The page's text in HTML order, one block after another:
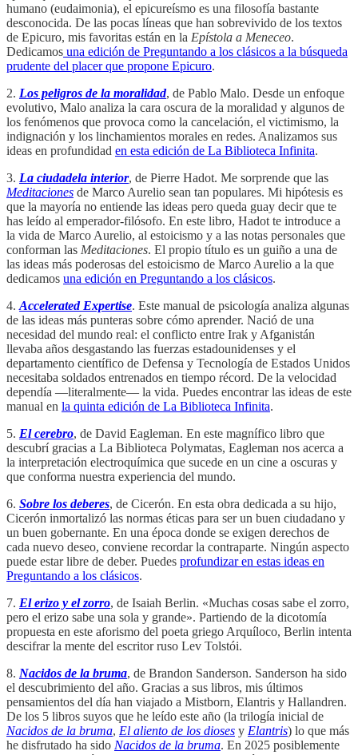
humano (eudaimonia), el epicureísmo es una filosofía bastante
desconocida. De las pocas líneas que han sobrevivido de los textos
de Epicuro, mis favoritas están en la Epístola a Meneceo.
Dedicamos una edición de Preguntando a los clásicos a la búsqueda
prudente del placer que propone Epicuro.
2. Los peligros de la moralidad, de Pablo Malo. Desde un enfoque
evolutivo, Malo analiza la cara oscura de la moralidad y algunos de
los fenómenos que provoca como la cancelación, el victimismo, la
indignación y los linchamientos morales en redes. Analizamos sus
ideas en profundidad en esta edición de La Biblioteca Infinita.
3. La ciudadela interior, de Pierre Hadot. Me sorprende que las
Meditaciones de Marco Aurelio sean tan populares. Mi hipótesis es
que la mayoría no entiende las ideas pero queda guay decir que te
has leído al emperador-filósofo. En este libro, Hadot te introduce a
la vida de Marco Aurelio, al estoicismo y a las notas personales que
conforman las Meditaciones. El propio título es un guiño a una de
las ideas más poderosas del estoicismo de Marco Aurelio a la que
dedicamos una edición en Preguntando a los clásicos.
4. Accelerated Expertise. Este manual de psicología analiza algunas
de las ideas más punteras sobre cómo aprender. Nació de una
necesidad del mundo real: el conflicto entre Irak y Afganistán
llevaba años desgastando las fuerzas estadounidenses y el
departamento científico de Defensa y Tecnología de Estados Unidos
necesitaba soldados entrenados en tiempo récord. De la velocidad
dependía —literalmente— la vida. Puedes encontrar las ideas de este
manual en la quinta edición de La Biblioteca Infinita.
5. El cerebro, de David Eagleman. En este magnífico libro que
descubrí gracias a La Biblioteca Polymatas, Eagleman nos acerca a
la interpretación electroquímica que sucede en un cine a oscuras y
que conforma nuestra experiencia del mundo.
6. Sobre los deberes, de Cicerón. En esta obra dedicada a su hijo,
Cicerón inmortalizó las normas éticas para ser un buen ciudadano y
un buen gobernante. En una época donde se exigen derechos de
cada nuevo deseo, conviene recordar la contraparte. Ningún aspecto
puede estar libre de deber. Puedes profundizar en estas ideas en
Preguntando a los clásicos.
7. El erizo y el zorro, de Isaiah Berlin. «Muchas cosas sabe el zorro,
pero el erizo sabe una sola y grande». Partiendo de la dicotomía
propuesta en este aforismo del poeta griego Arquíloco, Berlin intenta
descifrar la mente del escritor ruso Lev Tolstói.
8. Nacidos de la bruma, de Brandon Sanderson. Sanderson ha sido
el descubrimiento del año. Gracias a sus libros, mis últimos
pensamientos del día han viajado a Mistborn, Elantris y Hallandren.
De los 5 libros suyos que he leído este año (la trilogía inicial de
Nacidos de la bruma, El aliento de los dioses y Elantris) lo que más
he disfrutado ha sido Nacidos de la bruma. En 2025 posiblemente